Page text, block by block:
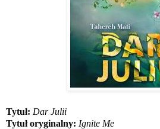
Tytuł: Dar Julii
Tytuł oryginalny: Ignite Me